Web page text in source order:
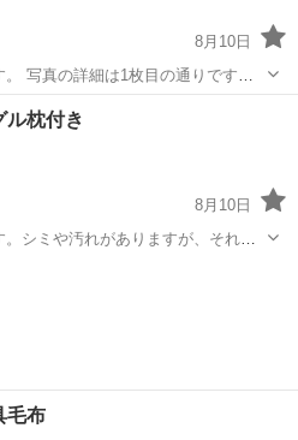
8月10日
写真の詳細は1枚目の通りです。 1
3枚目･･･掛けブランケット 4枚
寝具
ル枕付き
8月10日
シミや汚れがありますが、それで
毛布